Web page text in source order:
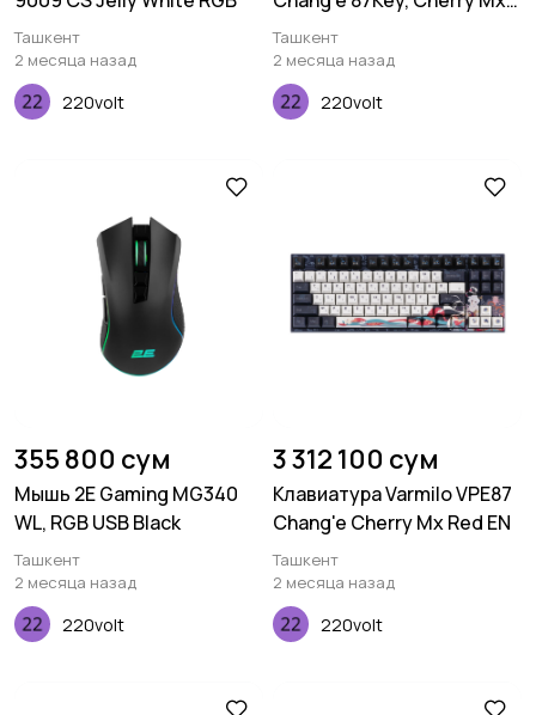
Ташкент
2 месяца назад
220volt
Silent Red, BT/WL/USB-A,
EN, White Led, Синий
Ташкент
2 месяца назад
220volt
355 800 сум
Мышь 2E Gaming MG340
WL, RGB USB Black
Ташкент
2 месяца назад
220volt
3 312 100 сум
Клавиатура Varmilo VPE87
Chang'e Cherry Mx Red EN
Ташкент
2 месяца назад
220volt